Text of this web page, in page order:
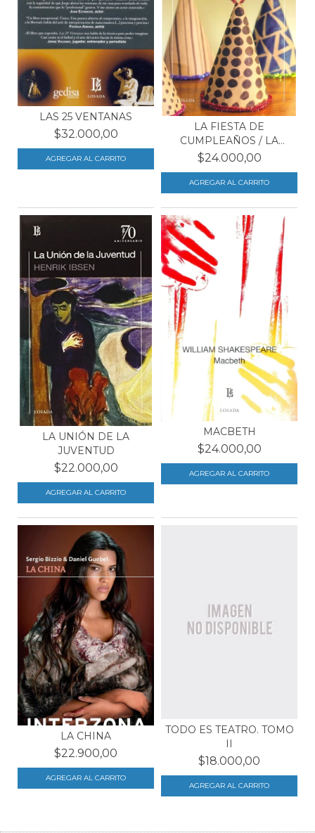
LAS 25 VENTANAS
$32.000,00
LA FIESTA DE
CUMPLEAÑOS / LA
HABITACIÓN...
$24.000,00
LA UNIÓN DE LA
JUVENTUD
$22.000,00
MACBETH
$24.000,00
LA CHINA
$22.900,00
TODO ES TEATRO. TOMO
II
$18.000,00